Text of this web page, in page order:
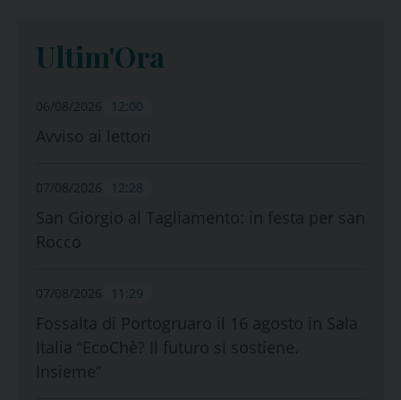
Ultim'Ora
06/08/2026 12:00
Avviso ai lettori
07/08/2026 12:28
San Giorgio al Tagliamento: in festa per san
Rocco
07/08/2026 11:29
Fossalta di Portogruaro il 16 agosto in Sala
Italia “EcoChè? Il futuro si sostiene.
Insieme”